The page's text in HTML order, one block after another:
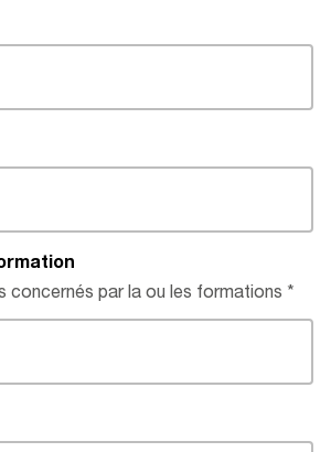
concernés par la ou les formations